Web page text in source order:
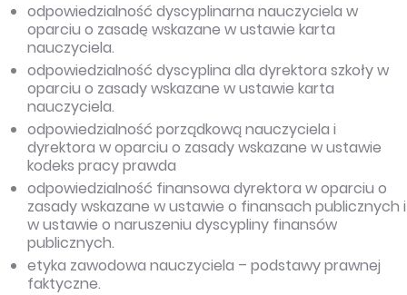
odpowiedzialność dyscyplinarna nauczyciela w
oparciu o zasadę wskazane w ustawie karta
nauczyciela.
odpowiedzialność dyscyplina dla dyrektora szkoły w
oparciu o zasady wskazane w ustawie karta
nauczyciela.
odpowiedzialność porządkową nauczyciela i
dyrektora w oparciu o zasady wskazane w ustawie
kodeks pracy prawda
odpowiedzialność finansowa dyrektora w oparciu o
zasady wskazane w ustawie o finansach publicznych i
w ustawie o naruszeniu dyscypliny finansów
publicznych.
etyka zawodowa nauczyciela – podstawy prawnej
faktyczne.